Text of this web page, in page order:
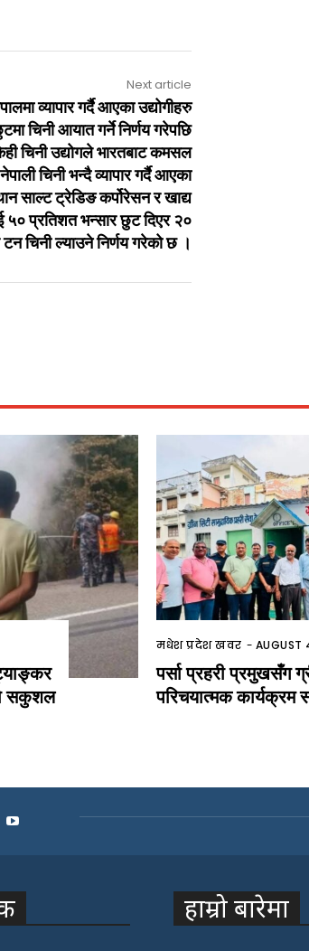
Next article
व्यापार गर्दै आएका उद्योगीहरु
चिनी आयात गर्ने निर्णय गरेपछि
चिनी उद्योगले भारतबाट कमसल
चिनी भन्दै व्यापार गर्दै आएका
साल्ट ट्रेडिङ कर्पोरेसन र खाद्य
५० प्रतिशत भन्सार छुट दिएर २०
चिनी ल्याउने निर्णय गरेको छ ।
सकुशल
मधेश प्रदेश खवर - AUGUST
पर्सा प्रहरी प्रमुखसँग
परिचयात्मक कार्यक्रम
हाम्रो बारेमा